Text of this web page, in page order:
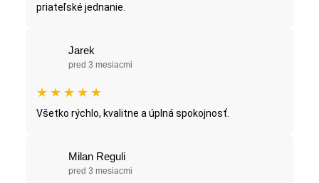
priateľské jednanie.
Jarek
pred 3 mesiacmi
★ ★ ★ ★ ★
Všetko rýchlo, kvalitne a úplná spokojnosť.
Milan Reguli
pred 3 mesiacmi